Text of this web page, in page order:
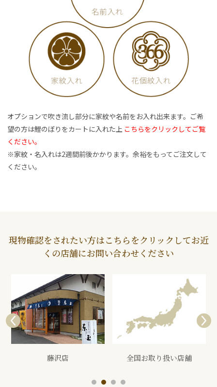
オプションで吹き流し部分に家紋や名前をお入れ出来ます。ご希
望の方は鯉のぼりをカートに入れた上 こちらをクリックしてご覧
ください。
※家紋・名入れは2週間前後かかります。余裕をもってご注文して
ください。
現物確認をされたい方はこちらをクリックしてお近
くの店舗にお問い合わせください
藤沢店 全国お取り扱い店舗